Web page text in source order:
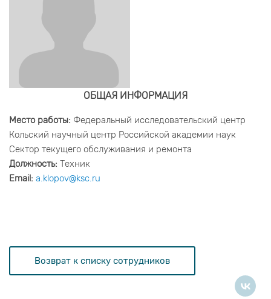
ОБЩАЯ ИНФОРМАЦИЯ
Место работы: Федеральный исследовательский центр
Кольский научный центр Российской академии наук
Сектор текущего обслуживания и ремонта
Должность: Техник
Email: a.klopov@ksc.ru
Возврат к списку сотрудников